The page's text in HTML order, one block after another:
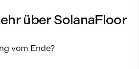
über SolanaFloor
vom Ende?